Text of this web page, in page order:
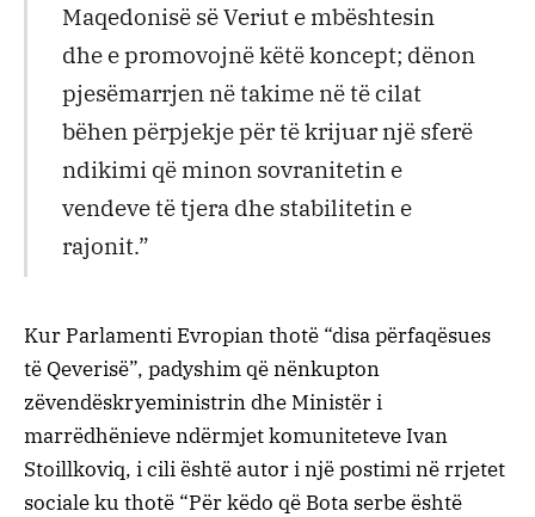
Maqedonisë së Veriut e mbështesin
dhe e promovojnë këtë koncept; dënon
pjesëmarrjen në takime në të cilat
bëhen përpjekje për të krijuar një sferë
ndikimi që minon sovranitetin e
vendeve të tjera dhe stabilitetin e
rajonit.”
Kur Parlamenti Evropian thotë “disa përfaqësues
të Qeverisë”, padyshim që nënkupton
zëvendëskryeministrin dhe Ministër i
marrëdhënieve ndërmjet komuniteteve Ivan
Stoillkoviq, i cili është autor i një postimi në rrjetet
sociale ku thotë “Për këdo që Bota serbe është